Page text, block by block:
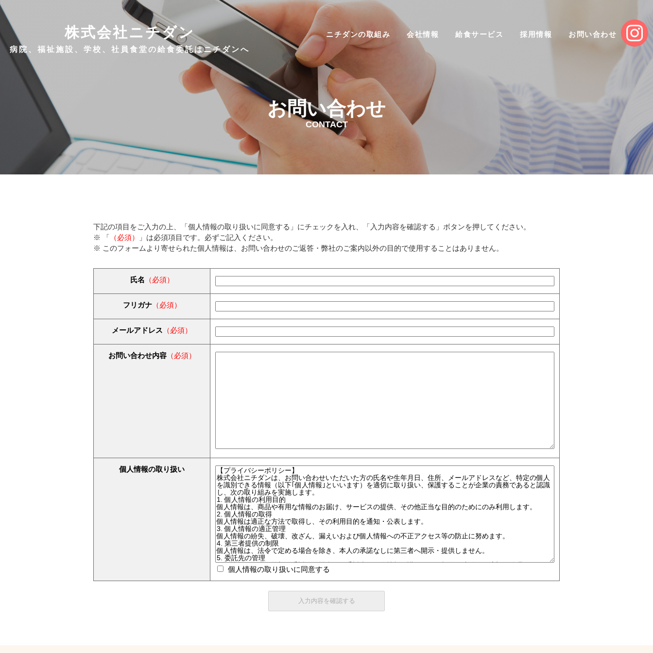
株式会社ニチダン
病院、福祉施設、学校、社員食堂の給食委託はニチダンへ
ニチダンの取組み 会社情報 給食サービス 採用情報 お問い合わせ
お問い合わせ
CONTACT
下記の項目をご入力の上、「個人情報の取り扱いに同意する」にチェックを入れ、「入力内容を確認する」ボタンを押してください。
※ 「 （必須）
」は必須項目です。必ずご記入ください。
※ このフォームより寄せられた個人情報は、お問い合わせのご返答・弊社のご案内以外の目的で使用することはありません。
氏名 （必須）
フリガナ（必須）
メールアドレス （必須）
お問い合わせ内容（必須）
個人情報の取り扱い
個人情報の取り扱いに同意する